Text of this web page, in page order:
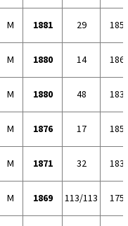
M 1881 29
M 1880 14
M 1880 48
M 1876 17
M 1871 32
M 1869 113/113